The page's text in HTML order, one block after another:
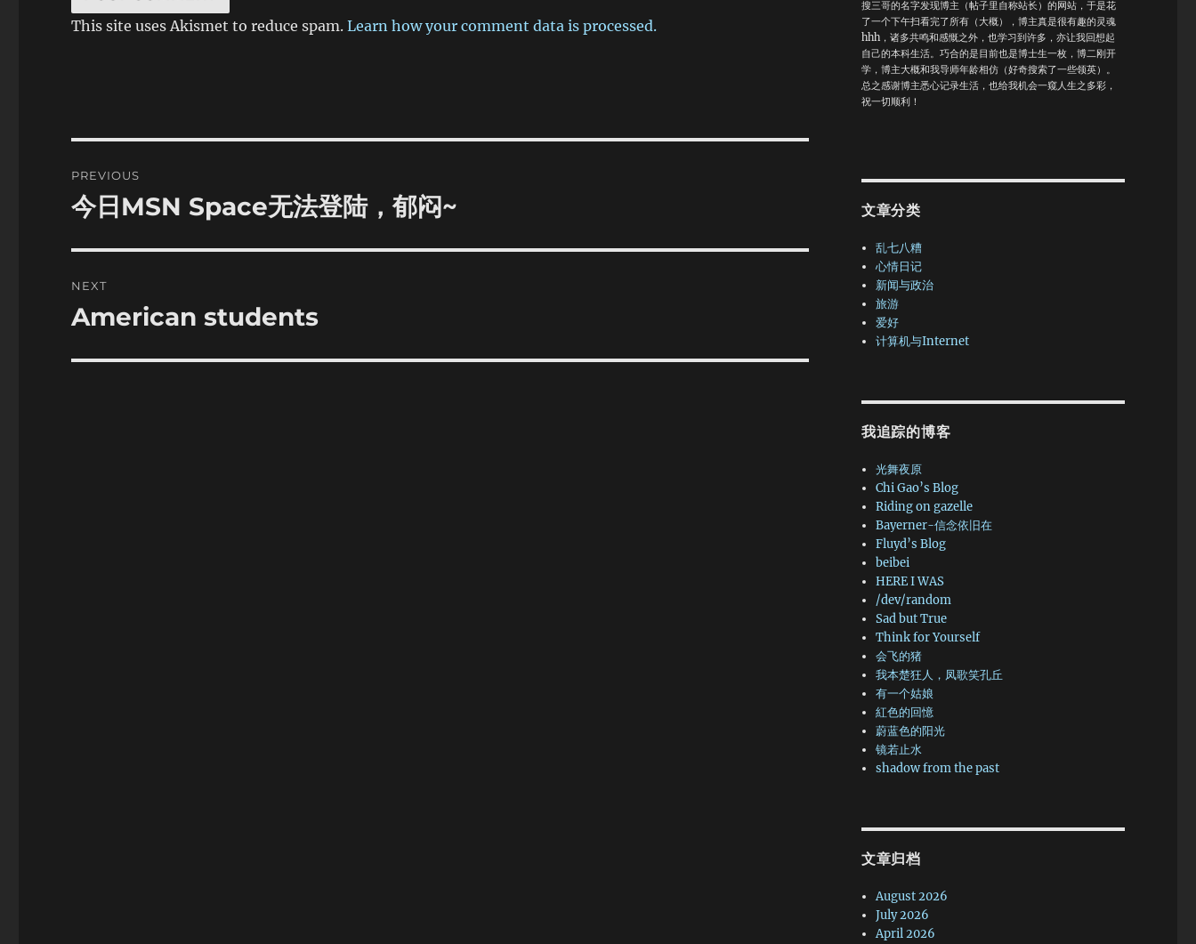
This site uses Akismet to reduce spam.Learn how your comment data is processed.
navigation
PREVIOUS
Previous
今日MSN Space无法登陆，郁闷~
NEXT
Next
American students
搜三哥的名字发现博主（帖子里自称站长）的网站，于是花
了一个下午扫看完了所有（大概），博主真是很有趣的灵魂
hhh，诸多共鸣和感慨之外，也学习到许多，亦让我回想起
自己的本科生活。巧合的是目前也是博士生一枚，博二刚开
学，博主大概和我导师年龄相仿（好奇搜索了一些领英）。
总之感谢博主悉心记录生活，也给我机会一窥人生之多彩，
祝一切顺利！
文章分类
乱七八糟
心情日记
新闻与政治
旅游
爱好
计算机与Internet
我追踪的博客
光舞夜原
Chi Gao’s Blog
Riding on gazelle
Bayerner-信念依旧在
Fluyd’s Blog
beibei
HERE I WAS
/dev/random
Sad but True
Think for Yourself
会飞的猪
我本楚狂人，凤歌笑孔丘
有一个姑娘
紅色的回憶
蔚蓝色的阳光
镜若止水
shadow from the past
文章归档
August 2026
July 2026
April 2026